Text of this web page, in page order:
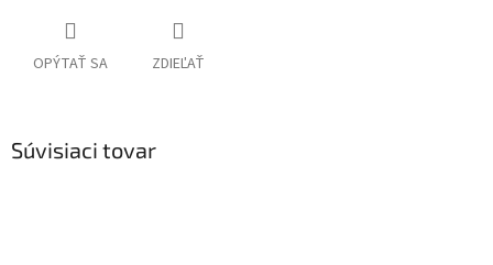
OPÝTAŤ SA ZDIEĽAŤ
Súvisiaci tovar